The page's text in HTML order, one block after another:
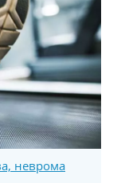
неврома